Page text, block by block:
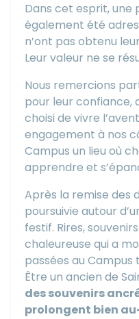
Dans cet esprit,
également été
n’ont pas obtenu
Leur valeur ne se
Nous remercions
pour leur confiance,
choisi de vivre
engagement à nos
Campus un lieu où
apprendre et
Après la remise des
poursuivie autour
festif. Rires,
chaleureuse qui a
passées au Campus
Être un ancien de
des souvenirs
prolongent bien